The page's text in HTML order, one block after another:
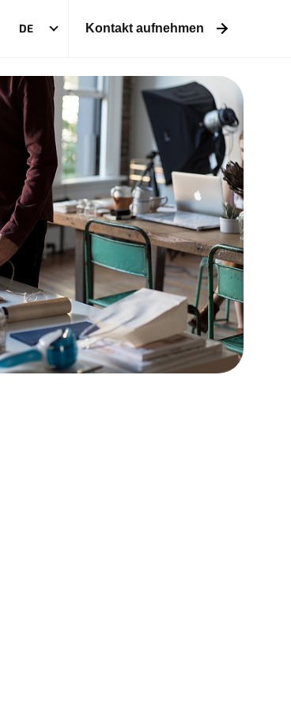
DE Kontakt aufnehmen